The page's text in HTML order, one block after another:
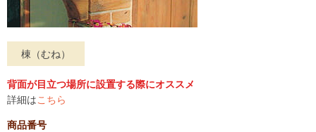
棟（むね）
背面が目立つ場所に設置する際にオススメ
詳細はこちら
商品番号